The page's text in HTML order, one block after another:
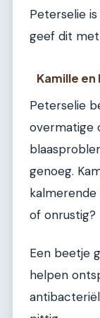
Peterselie
geef dit
Kamille en
Peterselie
overmatige
genoeg.
kalmerende
of onrustig?
Een beetje
helpen